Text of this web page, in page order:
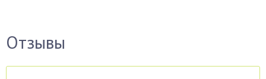
Отзывы